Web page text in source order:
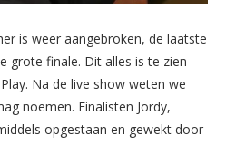
is weer aangebroken, de laatste
grote finale. Dit alles is te zien
Na de live show weten we
noemen. Finalisten Jordy,
opgestaan en gewekt door